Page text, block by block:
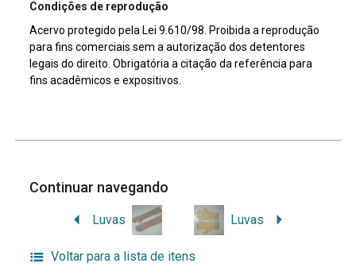
Condições de reprodução
Acervo protegido pela Lei 9.610/98. Proibida a reprodução
para fins comerciais sem a autorização dos detentores
legais do direito. Obrigatória a citação da referência para
fins acadêmicos e expositivos.
Continuar navegando
Luvas Luvas
Voltar para a lista de itens